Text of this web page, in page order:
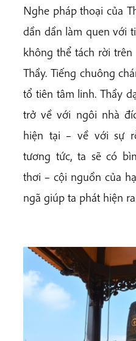
Nghe pháp thoại của
dần dần làm quen với
không thể tách rời
Thầy. Tiếng chuông
tổ tiên tâm linh. Thầy
trở về với ngôi nhà
hiện tại – về với sự
tương tức, ta sẽ có
thơi – cội nguồn của
ngã giúp ta phát hiện